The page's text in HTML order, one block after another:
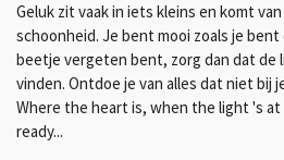
Geluk zit vaak in iets kleins en komt
schoonheid. Je bent mooi zoals je bent
beetje vergeten bent, zorg dan dat
vinden. Ontdoe je van alles dat niet bij
Where the heart is, when the light 's
ready...